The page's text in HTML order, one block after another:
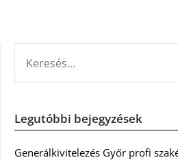
Legutóbbi bejegyzések
Generálkivitelezés Győr profi